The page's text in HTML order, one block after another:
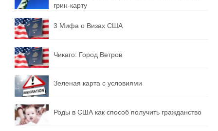
грин-карту
3 Мифа о Визах США
Чикаго: Город Ветров
Зеленая карта с условиями
Роды в США как способ получить гражданство